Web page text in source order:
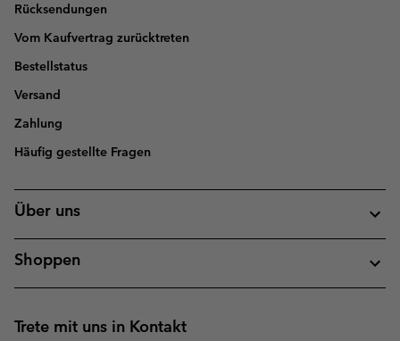
Rücksendungen
Vom Kaufvertrag zurücktreten
Bestellstatus
Versand
Zahlung
Häufig gestellte Fragen
Über uns
Shoppen
Trete mit uns in Kontakt